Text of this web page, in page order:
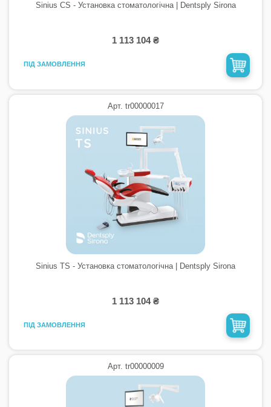
Sinius CS - Установка стоматологічна | Dentsply Sirona
1 113 104 ₴
ПІД ЗАМОВЛЕННЯ
Арт. tr00000017
Sinius TS - Установка стоматологічна | Dentsply Sirona
1 113 104 ₴
ПІД ЗАМОВЛЕННЯ
Арт. tr00000009